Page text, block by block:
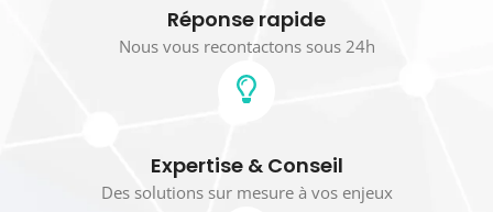
Réponse rapide
Nous vous recontactons sous 24h
Expertise & Conseil
Des solutions sur mesure à vos enjeux